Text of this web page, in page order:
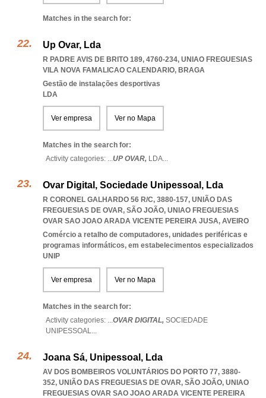
Matches in the search for:
Up Ovar, Lda
R PADRE AVIS DE BRITO 189, 4760-234, UNIAO FREGUESIAS
VILA NOVA FAMALICAO CALENDARIO, BRAGA
Gestão de instalações desportivas
LDA
Ver empresa Ver no Mapa
Matches in the search for:
Activity categories: ...UP OVAR, LDA...
Ovar Digital, Sociedade Unipessoal, Lda
R CORONEL GALHARDO 56 R/C, 3880-157, UNIÃO DAS
FREGUESIAS DE OVAR, SÃO JOÃO, UNIAO FREGUESIAS
OVAR SAO JOAO ARADA VICENTE PEREIRA JUSA, AVEIRO
Comércio a retalho de computadores, unidades periféricas e
programas informáticos, em estabelecimentos especializados
UNIP
Ver empresa Ver no Mapa
Matches in the search for:
Activity categories: ...OVAR DIGITAL, SOCIEDADE
UNIPESSOAL...
Joana Sá, Unipessoal, Lda
AV DOS BOMBEIROS VOLUNTÁRIOS DO PORTO 77, 3880-
352, UNIÃO DAS FREGUESIAS DE OVAR, SÃO JOÃO, UNIAO
FREGUESIAS OVAR SAO JOAO ARADA VICENTE PEREIRA